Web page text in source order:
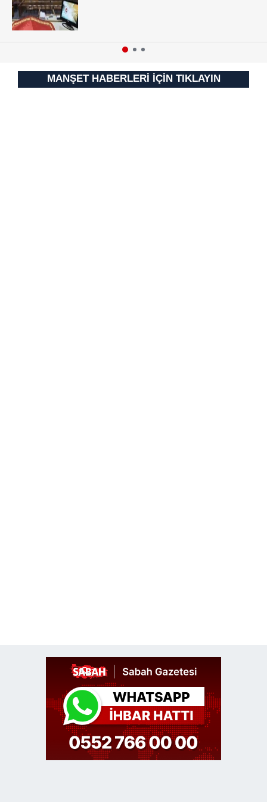
kullanılmaktadır. Bu çerezler vasıtasıyla çeşitli kişisel
verileriniz işlenmekte olup gerekli olan çerezler bilgi
toplumu hizmetlerinin sunulması amacıyla
kılınması ve kişiselleştirilmesi ve sizlere yönelik
reklam/pazarlama faaliyetlerinin yapılması, amaçlarıyla
MANŞET HABERLERİ İÇİN TIKLAYIN